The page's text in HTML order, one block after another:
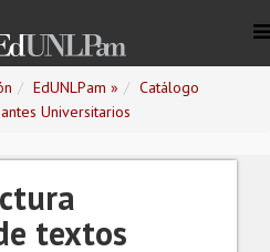
EdUNLPam »
Catálogo
Universitarios
textos